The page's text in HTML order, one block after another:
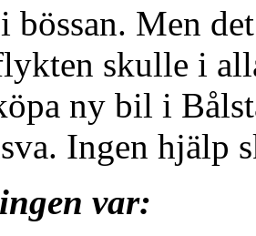
bössan. Men
skulle i
ny bil i
Ingen hjälp
var: